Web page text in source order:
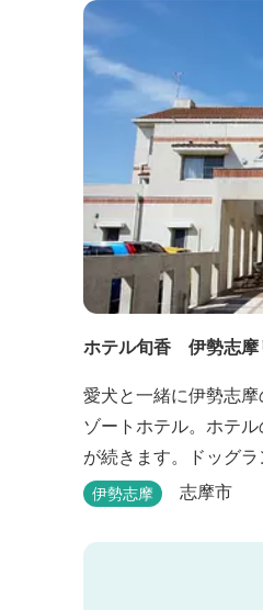
ホテル旬香 伊勢志摩
愛犬と一緒に伊勢志
ゾートホテル。ホテ
が続きます。ドッグ
ちゃんも喜ぶサービス
伊勢志摩 志摩市